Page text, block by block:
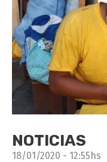
NOTICIAS
18/01/2020 - 12:55hs